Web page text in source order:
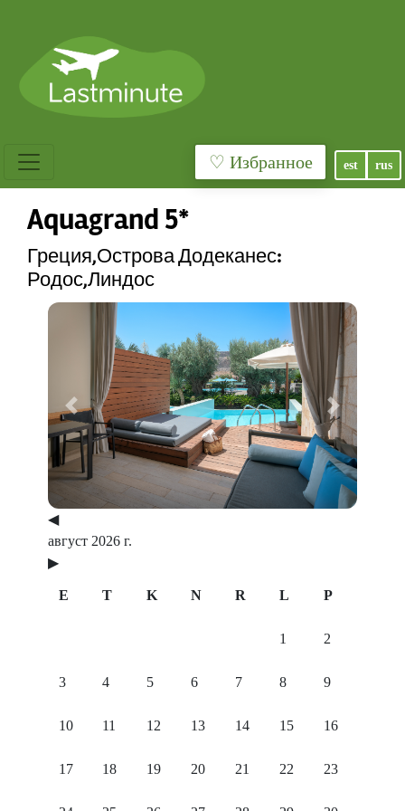
♡ Избранное est rus
Aquagrand 5*
Греция,Острова Додеканес:
Родос,Линдос
Previous Next
◀
август 2026 г.
▶
E T K N R L P
1 2
3 4 5 6 7 8 9
10 11 12 13 14 15 16
17 18 19 20 21 22 23